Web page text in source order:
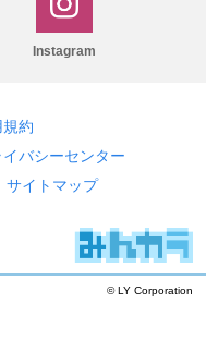
Instagram
約
イバシーセンター
サイトマップ
© LY Corporation